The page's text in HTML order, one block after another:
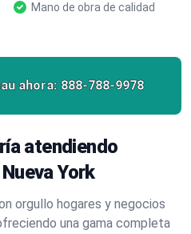
Mano de obra de calidad
ahora: 888-788-9978
atendiendo
York
orgullo hogares y negocios
una gama completa